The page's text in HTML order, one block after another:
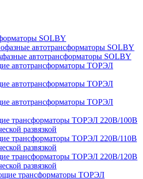
SOLBY
автотрансформаторы SOLBY
автотрансформаторы SOLBY
автотрансформаторы ТОРЭЛ
автотрансформаторы ТОРЭЛ
автотрансформаторы ТОРЭЛ
трансформаторы ТОРЭЛ 220В/100В
развязкой
трансформаторы ТОРЭЛ 220В/110В
развязкой
трансформаторы ТОРЭЛ 220В/120В
развязкой
трансформаторы ТОРЭЛ